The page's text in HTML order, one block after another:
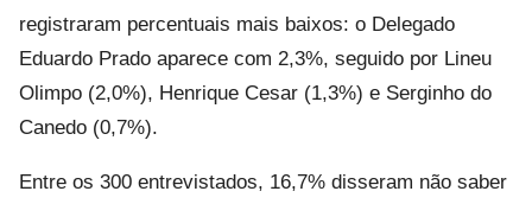
registraram percentuais mais baixos: o Delegado
Eduardo Prado aparece com 2,3%, seguido por Lineu
Olimpo (2,0%), Henrique Cesar (1,3%) e Serginho do
Canedo (0,7%).
Entre os 300 entrevistados, 16,7% disseram não saber